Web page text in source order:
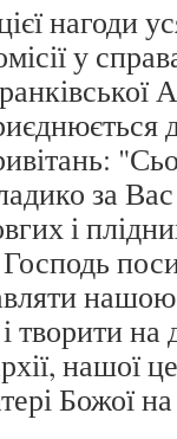
нагоди
у
за
і
нашою
творити
нашої
Божої